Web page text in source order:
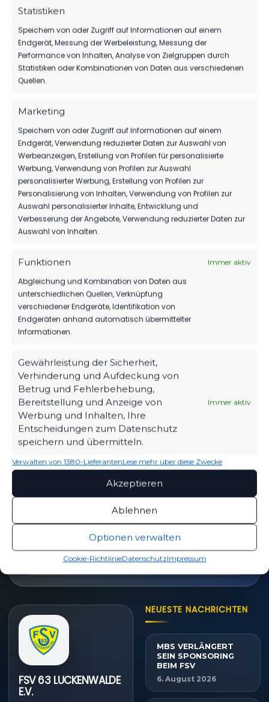
Statistiken
Speichern von oder Zugriff auf Informationen auf einem
Endgerät, Messung der Werbeleistung, Messung der
Performance von Inhalten, Analyse von Zielgruppen durch
Statistiken oder Kombinationen von Daten aus verschiedenen
Quellen.
Marketing
Speichern von oder Zugriff auf Informationen auf einem
Endgerät, Verwendung reduzierter Daten zur Auswahl von
Werbeanzeigen, Erstellung von Profilen für personalisierte
Werbung, Verwendung von Profilen zur Auswahl
personalisierter Werbung, Erstellung von Profilen zur
Personalisierung von Inhalten, Verwendung von Profilen zur
Auswahl personalisierter Inhalte, Entwicklung und
Verbesserung der Angebote, Verwendung reduzierter Daten zur
Auswahl von Inhalten.
Funktionen Immer aktiv
Abgleichung und Kombination von Daten aus
unterschiedlichen Quellen, Verknüpfung
verschiedener Endgeräte, Identifikation von
Endgeräten anhand automatisch übermittelter
Informationen.
Gewährleistung der Sicherheit,
Verhinderung und Aufdeckung von
Betrug und Fehlerbehebung,
Bereitstellung und Anzeige von
Werbung und Inhalten, Ihre
Entscheidungen zum Datenschutz
speichern und übermitteln.
Immer aktiv
Verwalten von 1380-LieferantenLese mehr über diese Zwecke
Akzeptieren
Ablehnen
Optionen verwalten
Cookie-RichtlinieDatenschutzImpressum
FSV 63 Luckenwalde D3-
11. November 2023
Ähnlicher Beitrag
9. November 2025
Ähnlicher Beitrag
Ruhlsdorfer BC vs FSV 63
Luckenwalde Freizeitliga
20. Juni 2025
OFFIZIELLE VEREINSSEITE
DEIN HEIMSPIEL. DEIN FSV.
TICKETS
Eintrittspreise & Spieltag
SPIELPLAN
Nächste Partien ansehen
PARTNER WERDEN
Sponsoring & Netzwerk
FSV 63 LUCKENWALDE
E.V.
NEUESTE NACHRICHTEN
MBS VERLÄNGERT
SEIN SPONSORING
BEIM FSV
6. August 2026